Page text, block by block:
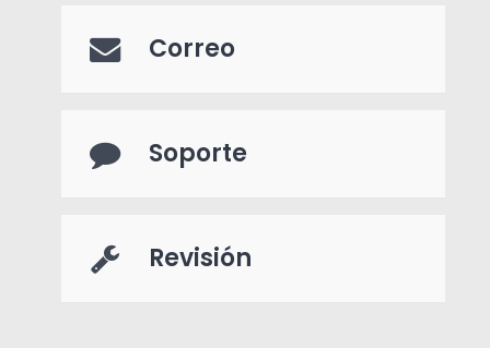
Correo
Soporte
Revisión